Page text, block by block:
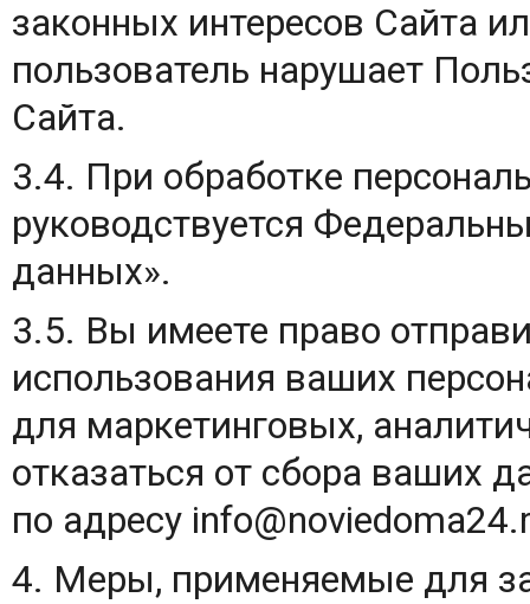
законных интересов Сайта
пользователь нарушает
Сайта.
3.4. При обработке
руководствуется
данных».
3.5. Вы имеете право
использования ваших
для маркетинговых,
отказаться от сбора ваших
по адресу
4. Меры, применяемые для